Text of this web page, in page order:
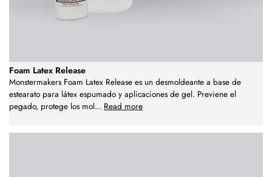
Foam Latex Release
Monstermakers Foam Latex Release es un desmoldeante a base de
estearato para látex espumado y aplicaciones de gel. Previene el
pegado, protege los mol... Read more